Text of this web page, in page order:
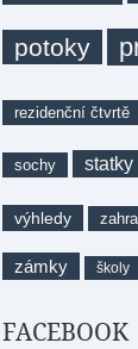
potoky
rezidenční čtvrtě
sochy statky
výhledy
zámky školy
FACEBOOK